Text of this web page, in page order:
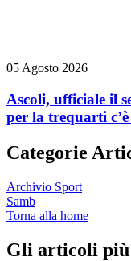
05 Agosto 2026
Ascoli, ufficiale il
per la trequarti
Categorie
Archivio Sport
Samb
Torna alla home
Gli articoli